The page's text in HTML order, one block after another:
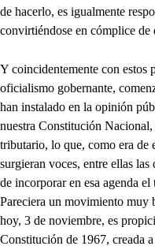
de hacerlo, es igualmente
convirtiéndose en cómplice de
Y coincidentemente con estos
oficialismo gobernante,
han instalado en la opinión
nuestra Constitución
tributario, lo que, como era de
surgieran voces, entre ellas
de incorporar en esa agenda
Pareciera un movimiento muy
hoy, 3 de noviembre, es
Constitución de 1967, creada